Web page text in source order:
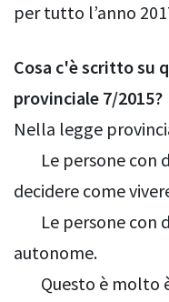
per tutto l’anno
Cosa c'è scritto su
provinciale 7/2015?
Nella legge
Le persone con
decidere come
Le persone con
autonome.
Questo è molto